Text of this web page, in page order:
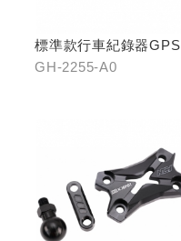
標準款行車紀錄器GPS
GH-2255-A0